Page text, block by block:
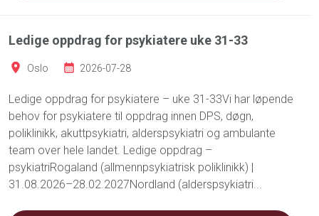
Ledige oppdrag for psykiatere uke 31-33
Oslo 2026-07-28
Ledige oppdrag for psykiatere – uke 31-33Vi har løpende
behov for psykiatere til oppdrag innen DPS, døgn,
poliklinikk, akuttpsykiatri, alderspsykiatri og ambulante
team over hele landet. Ledige oppdrag –
psykiatriRogaland (allmennpsykiatrisk poliklinikk) |
31.08.2026–28.02.2027Nordland (alderspsykiatri...